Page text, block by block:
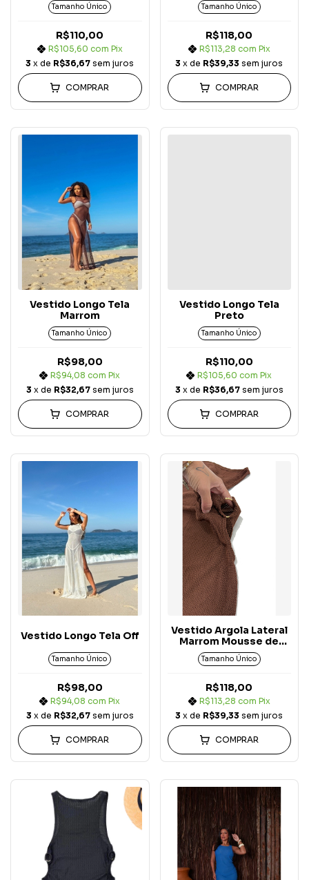
Tamanho Único
R$110,00
R$105,60 com Pix
3 x de R$36,67 sem juros
COMPRAR
Tamanho Único
R$118,00
R$113,28 com Pix
3 x de R$39,33 sem juros
COMPRAR
Vestido Longo Tela
Marrom
Tamanho Único
R$98,00
R$94,08com Pix
3 x de R$32,67 sem juros
COMPRAR
Vestido Longo Tela
Preto
Tamanho Único
R$110,00
R$105,60com Pix
3 x de R$36,67 sem juros
COMPRAR
Vestido Longo Tela Off
Tamanho Único
R$98,00
R$94,08com Pix
3 x de R$32,67 sem juros
COMPRAR
Vestido Argola Lateral
Marrom Mousse de
Carmel
Tamanho Único
R$118,00
R$113,28 com Pix
3 x de R$39,33 sem juros
COMPRAR